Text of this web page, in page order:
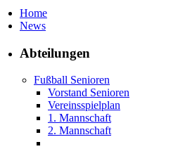
Home
News
Abteilungen
Fußball Senioren
Vorstand Senioren
Vereinsspielplan
1. Mannschaft
2. Mannschaft